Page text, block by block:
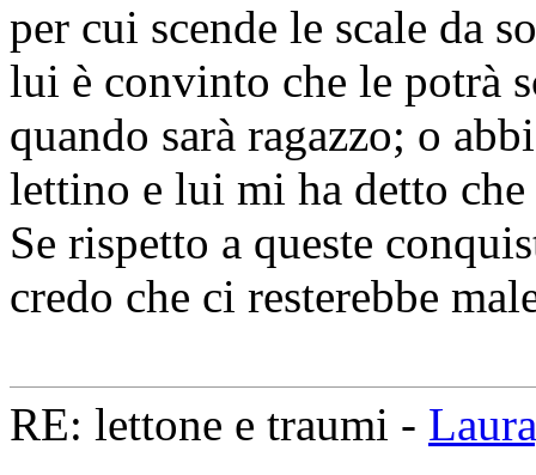
per cui scende le scale da
lui è convinto che le potrà
quando sarà ragazzo; o
lettino e lui mi ha detto che
Se rispetto a queste
credo che ci resterebbe
RE: lettone e traumi -